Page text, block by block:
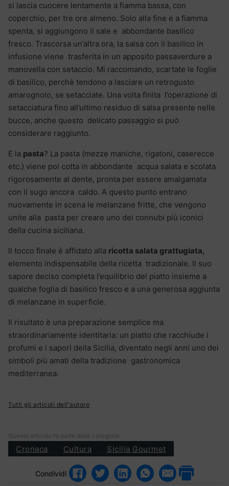
si lascia cuocere lentamente a fiamma bassa, con
coperchio, per tre ore almeno. Solo alla fine e a fiamma
spenta, si aggiungono il sale e abbondante basilico
fresco. Trascorsa un’altra ora, la salsa con il basilico in
infusione viene trasferita in un apposito passaverdure a
manovella con setaccio. Mi raccomando, scartate le foglie
di basilico, perchè tendono a lasciare un retrogusto
amarognolo, se setacciate. Una volta finita l’operazione di
setacciatura fino all’ultimo residuo di salsa presente nelle
bucce, anche questo delicato passaggio si può
considerare raggiunto.
E la pasta? La pasta (mezze maniche, rigatoni, caserecce
etc.) viene poi cotta in abbondante acqua salata e scolata
rigorosamente al dente, pronta per essere amalgamata
con il sugo ancora caldo. A questo punto entrano
nuovamente in scena le melanzane fritte, che vengono
unite alla pasta per creare uno dei connubi più iconici
della cucina siciliana.
Il tocco finale è affidato alla ricotta salata grattugiata,
elemento indispensabile della ricetta tradizionale. Il suo
sapore deciso completa l’equilibrio del piatto insieme a
qualche foglia di basilico fresco e a una generosa aggiunta
di melanzane in superficie.
Il risultato è una preparazione semplice ma
straordinariamente identitaria: un piatto che racchiude i
profumi e i sapori della Sicilia, diventato negli anni uno dei
simboli più amati della tradizione gastronomica
mediterranea.
Tutti gli articoli dell'autore
Questo articolo fa parte delle categorie:
Cronaca Cultura Sicilia Gourmet
Condividi